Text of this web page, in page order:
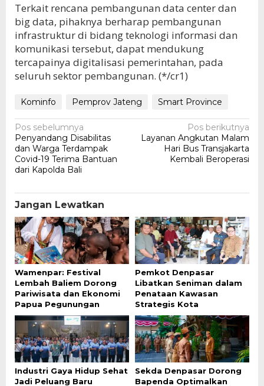
Terkait rencana pembangunan data center dan
big data, pihaknya berharap pembangunan
infrastruktur di bidang teknologi informasi dan
komunikasi tersebut, dapat mendukung
tercapainya digitalisasi pemerintahan, pada
seluruh sektor pembangunan. (*/cr1)
Kominfo Pemprov Jateng Smart Province
Navigasi
pos
Pos sebelumnya
Penyandang Disabilitas
dan Warga Terdampak
Covid-19 Terima Bantuan
dari Kapolda Bali
Pos berikutnya
Layanan Angkutan Malam
Hari Bus Transjakarta
Kembali Beroperasi
Jangan Lewatkan
Wamenpar: Festival
Lembah Baliem Dorong
Pariwisata dan Ekonomi
Papua Pegunungan
Pemkot Denpasar
Libatkan Seniman dalam
Penataan Kawasan
Strategis Kota
Industri Gaya Hidup Sehat
Jadi Peluang Baru
Sekda Denpasar Dorong
Bapenda Optimalkan